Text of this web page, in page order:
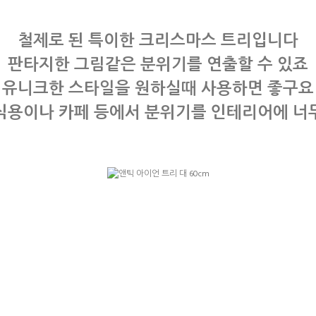
철제로 된 특이한 크리스마스 트리입니다
판타지한 그림같은 분위기를 연출할 수 있죠
유니크한 스타일을 원하실때 사용하면 좋구요
용이나 카페 등에서 분위기를 인테리어에 너